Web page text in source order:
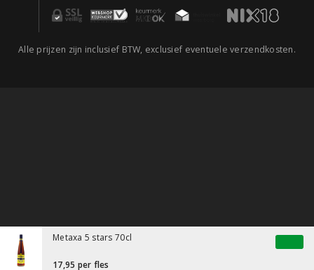
Metaxa 5 stars 70cl
17,95 per fles
Alle prijzen zijn inclusief BTW, exclusief eventuele verzendkosten.